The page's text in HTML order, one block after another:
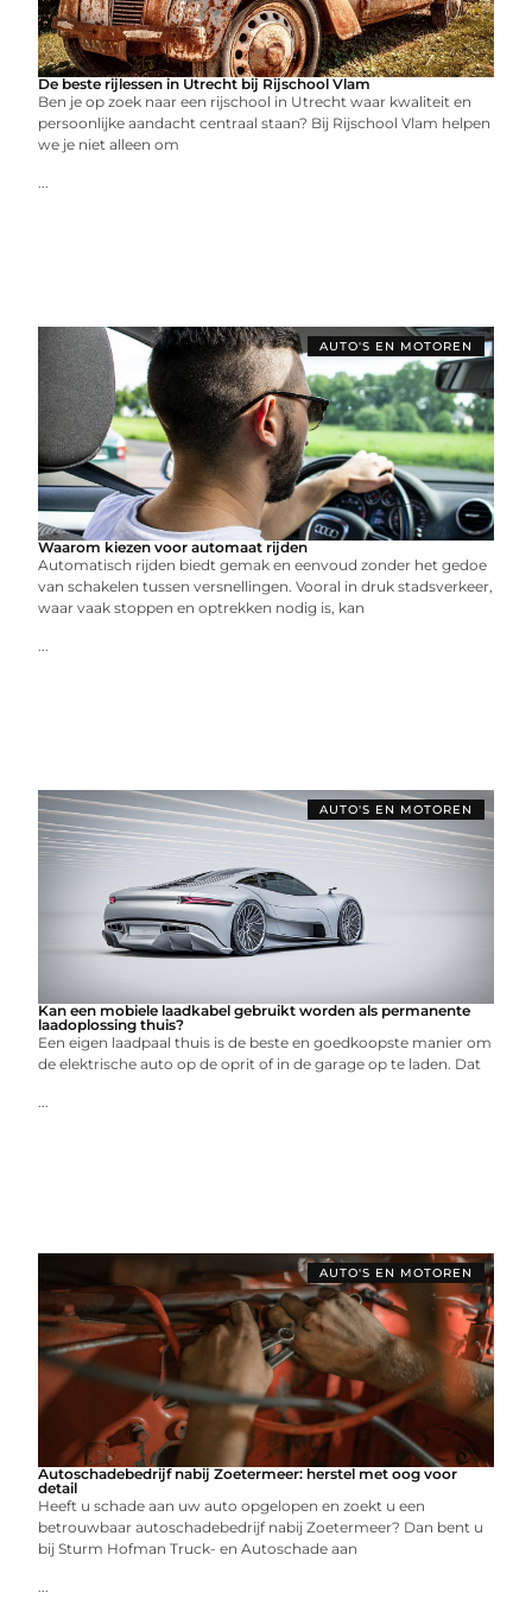
De beste rijlessen in Utrecht bij Rijschool Vlam
Ben je op zoek naar een rijschool in Utrecht waar kwaliteit en
persoonlijke aandacht centraal staan? Bij Rijschool Vlam helpen
we je niet alleen om
...
AUTO'S EN MOTOREN
Waarom kiezen voor automaat rijden
Automatisch rijden biedt gemak en eenvoud zonder het gedoe
van schakelen tussen versnellingen. Vooral in druk stadsverkeer,
waar vaak stoppen en optrekken nodig is, kan
...
AUTO'S EN MOTOREN
Kan een mobiele laadkabel gebruikt worden als permanente
laadoplossing thuis?
Een eigen laadpaal thuis is de beste en goedkoopste manier om
de elektrische auto op de oprit of in de garage op te laden. Dat
...
AUTO'S EN MOTOREN
Autoschadebedrijf nabij Zoetermeer: herstel met oog voor
detail
Heeft u schade aan uw auto opgelopen en zoekt u een
betrouwbaar autoschadebedrijf nabij Zoetermeer? Dan bent u
bij Sturm Hofman Truck- en Autoschade aan
...